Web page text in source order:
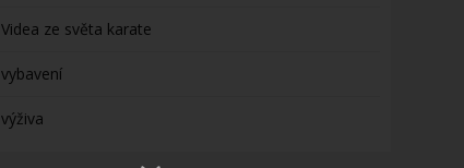
Videa ze světa karate
vybavení
výživa